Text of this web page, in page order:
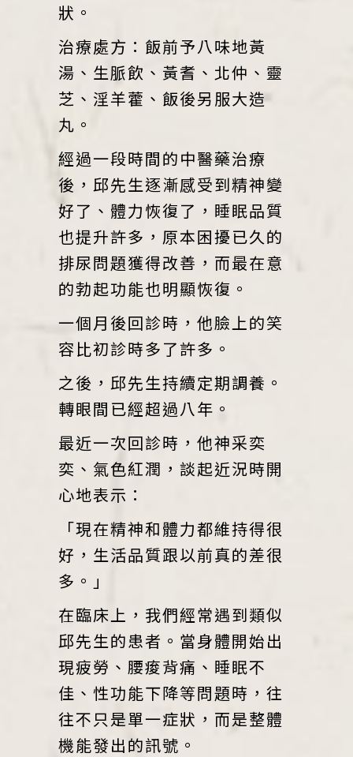
狀。
治療處方：飯前予八味地黃
湯、生脈飲、黃耆、北仲、靈
芝、淫羊藿、飯後另服大造
丸。
經過一段時間的中醫藥治療
後，邱先生逐漸感受到精神變
好了、體力恢復了，睡眠品質
也提升許多，原本困擾已久的
排尿問題獲得改善，而最在意
的勃起功能也明顯恢復。
一個月後回診時，他臉上的笑
容比初診時多了許多。
之後，邱先生持續定期調養。
轉眼間已經超過八年。
最近一次回診時，他神采奕
奕、氣色紅潤，談起近況時開
心地表示：
「現在精神和體力都維持得很
好，生活品質跟以前真的差很
多。」
在臨床上，我們經常遇到類似
邱先生的患者。當身體開始出
現疲勞、腰痠背痛、睡眠不
佳、性功能下降等問題時，往
往不只是單一症狀，而是整體
機能發出的訊號。